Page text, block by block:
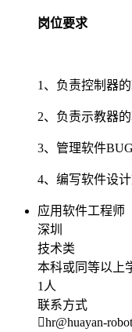
岗位要求
1、负责控制器
2、负责示教器
3、管理软件
4、编写软件设计
应用软件工程师
深圳
技术类
本科或同等以上
1人
联系方式
hr@huayan-